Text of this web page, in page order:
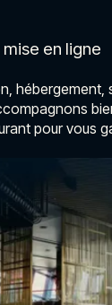
en ligne
hébergement,
pour vous